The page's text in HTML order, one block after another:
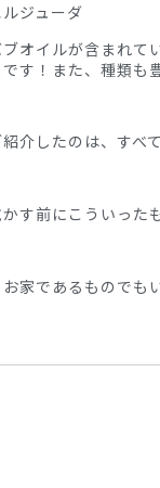
ジューダ
オイルが含まれて
です！また、種類も
介したのは、すべ
す前にこういった
家であるものでも